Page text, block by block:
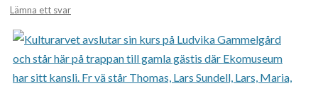
Lämna ett svar